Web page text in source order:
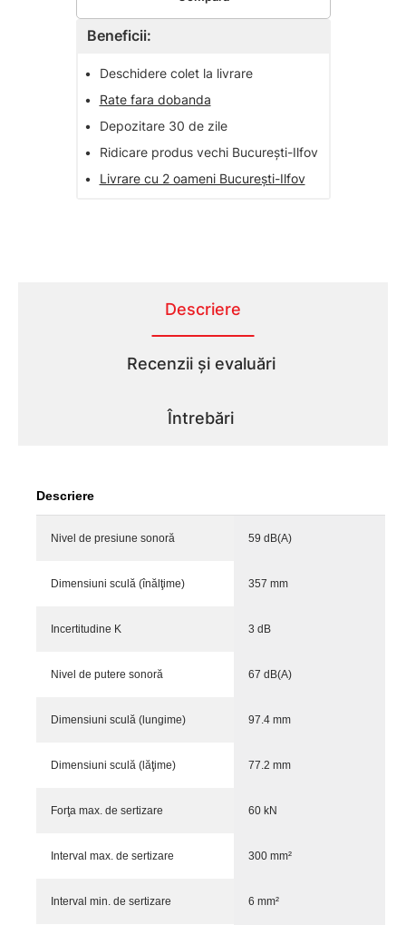
Beneficii:
•
Deschidere colet la livrare
•
Rate fara dobanda
•
Depozitare 30 de zile
•
Ridicare produs vechi București-Ilfov
•
Livrare cu 2 oameni București-Ilfov
Descriere
Recenzii și evaluări
Întrebări
Descriere
Nivel de presiune sonoră 59 dB(A)
Dimensiuni sculă (înălţime) 357 mm
Incertitudine K 3 dB
Nivel de putere sonoră 67 dB(A)
Dimensiuni sculă (lungime) 97.4 mm
Dimensiuni sculă (lăţime) 77.2 mm
Forţa max. de sertizare 60 kN
Interval max. de sertizare 300 mm²
Interval min. de sertizare 6 mm²